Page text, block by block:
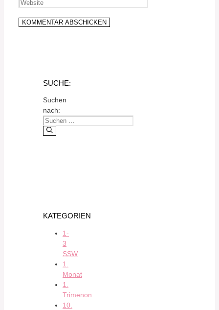
SUCHE:
Suchen
nach:
KATEGORIEN
1-
3
SSW
1.
Monat
1.
Trimenon
10.